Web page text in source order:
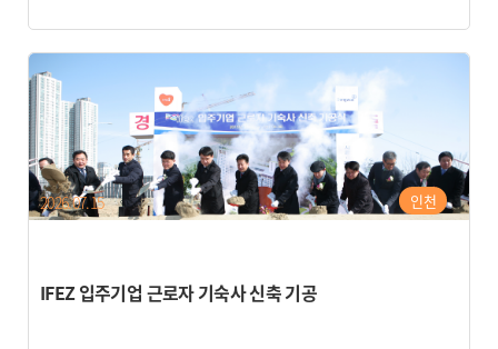
IFEZ 입주기업 근로자 기숙사 신축 기공
인천
2026.07.15